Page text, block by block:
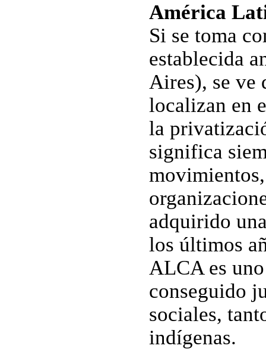
América
Si se toma
establecida
Aires), se ve
localizan en
la
significa
adquirido
los últimos
ALCA es
conseguido
sociales,
indígenas.